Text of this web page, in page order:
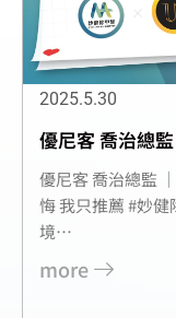
2025.5.30
優尼客 喬治總監
優尼客 喬治總監
悔 我只推薦 #妙
境…
more